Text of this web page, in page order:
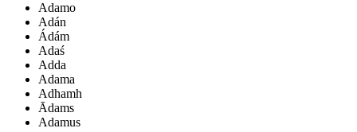
Adamo
Adán
Ádám
Adaś
Adda
Adama
Adhamh
Ādams
Adamus